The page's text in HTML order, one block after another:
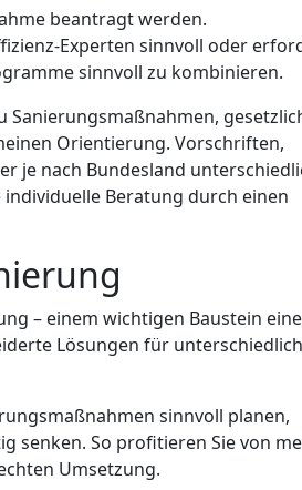
beantragt werden.
Experten sinnvoll oder
sinnvoll zu kombinieren.
Orientierung. Vorschriften,
je nach Bundesland
Beratung durch einen
– einem wichtigen Baustein
Lösungen für
sinnvoll planen,
senken. So profitieren Sie von
Umsetzung.